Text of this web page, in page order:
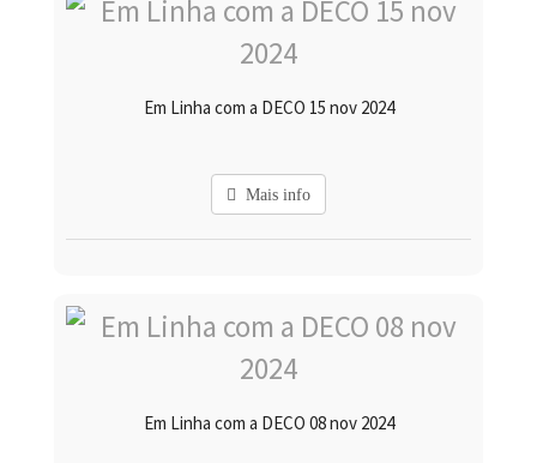
Em Linha com a DECO 15 nov 2024
Mais info
Em Linha com a DECO 08 nov 2024